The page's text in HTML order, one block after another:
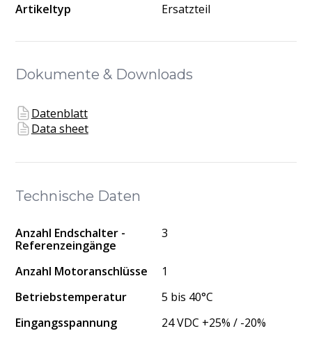
Technische Daten
Anzahl Endschalter -
Referenzeingänge
3
Anzahl Motoranschlüsse
1
Betriebstemperatur
5 bis 40°C
Eingangsspannung
24 VDC +25% / -20%
Artikeltyp Ersatzteil
Dokumente & Downloads
Datenblatt
Data sheet